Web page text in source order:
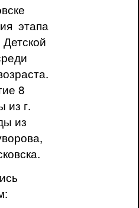
этапа
8
из г.
из